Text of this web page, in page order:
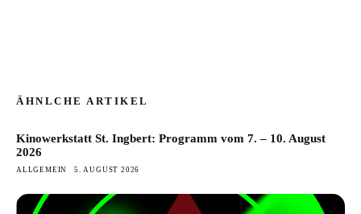
ÄHNLCHE ARTIKEL
Kinowerkstatt St. Ingbert: Programm vom 7. – 10. August
2026
ALLGEMEIN 5. AUGUST 2026